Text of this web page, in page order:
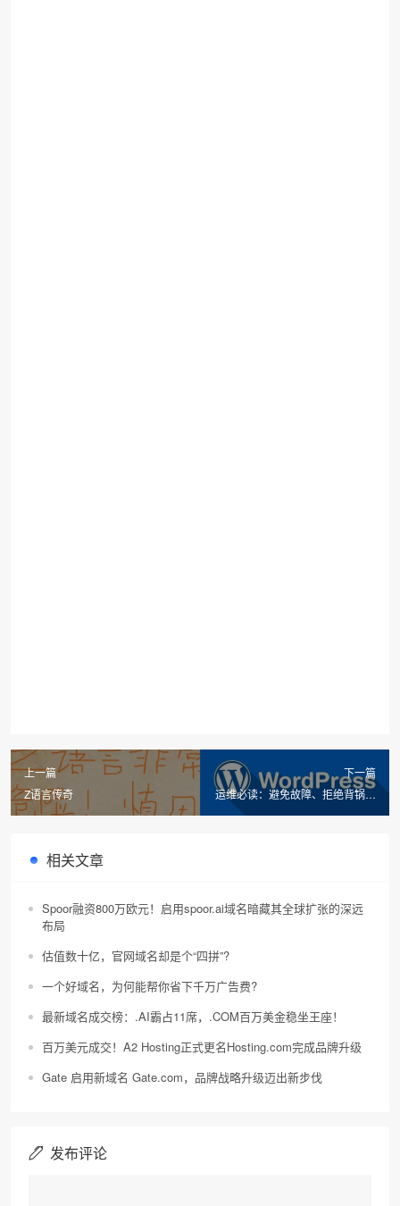
上一篇
Z语言传奇
下一篇
运维必读：避免故障、拒绝背锅的
相关文章
Spoor融资800万欧元！启用spoor.ai域名暗藏其全球扩张的深远
布局
估值数十亿，官网域名却是个“四拼”?
一个好域名，为何能帮你省下千万广告费?
最新域名成交榜：.AI霸占11席，.COM百万美金稳坐王座！
百万美元成交！A2 Hosting正式更名Hosting.com完成品牌升级
Gate 启用新域名 Gate.com，品牌战略升级迈出新步伐
发布评论